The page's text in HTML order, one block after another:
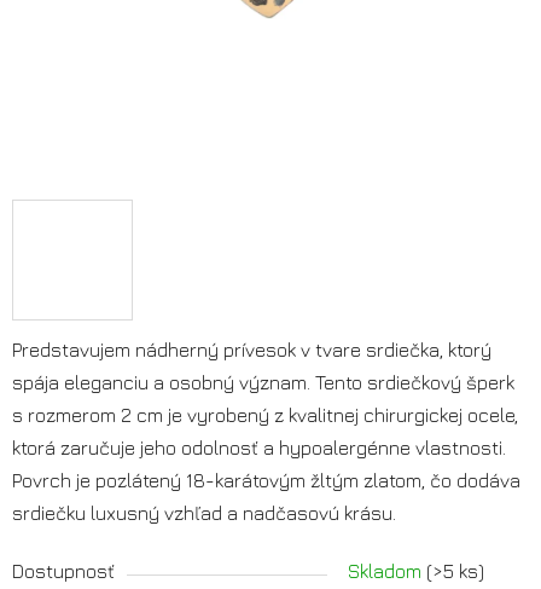
Predstavujem nádherný prívesok v tvare srdiečka, ktorý
spája eleganciu a osobný význam. Tento srdiečkový šperk
s rozmerom 2 cm je vyrobený z kvalitnej chirurgickej ocele,
ktorá zaručuje jeho odolnosť a hypoalergénne vlastnosti.
Povrch je pozlátený 18-karátovým žltým zlatom, čo dodáva
srdiečku luxusný vzhľad a nadčasovú krásu.
Dostupnosť Skladom (>5 ks)